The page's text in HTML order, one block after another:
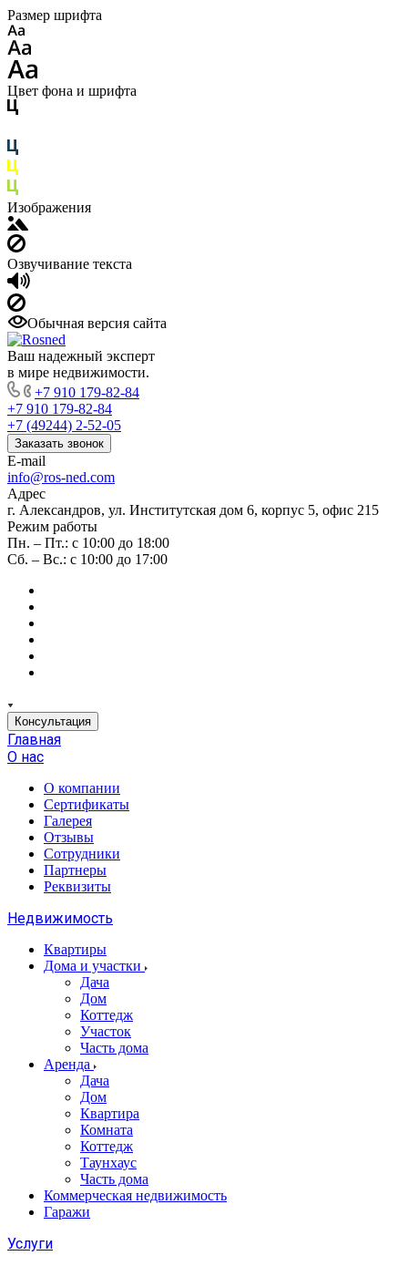
Размер шрифта
Цвет фона и шрифта
Изображения
Озвучивание текста
Обычная версия сайта
Ваш надежный эксперт
в мире недвижимости.
+7 910 179-82-84
+7 910 179-82-84
+7 (49244) 2-52-05
Заказать звонок
E-mail
info@ros-ned.com
Адрес
г. Александров, ул. Институтская дом 6, корпус 5, офис 215
Режим работы
Пн. – Пт.: с 10:00 до 18:00
Сб. – Вс.: с 10:00 до 17:00
Консультация
Главная
О нас
О компании
Сертификаты
Галерея
Отзывы
Сотрудники
Партнеры
Реквизиты
Недвижимость
Квартиры
Дома и участки
Дача
Дом
Коттедж
Участок
Часть дома
Аренда
Дача
Дом
Квартира
Комната
Коттедж
Таунхаус
Часть дома
Коммерческая недвижимость
Гаражи
Услуги